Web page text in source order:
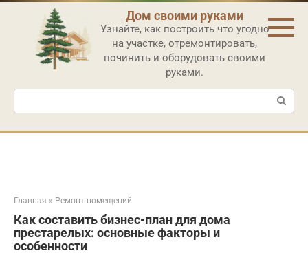
Перейти
контенту
Дом своими руками
Узнайте, как построить что угодно
на участке, отремонтировать,
починить и оборудовать своими
руками.
Поиск:
Главная » Ремонт помещений
Как составить бизнес-план для дома
престарелых: основные факторы и
особенности